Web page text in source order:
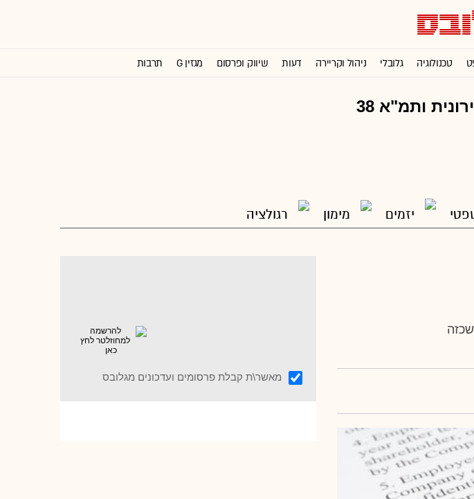
טכנולוגיה גלובלי ניהול וקריירה דעות שיווק ופרסום מגזין G תרבות
יזמים מימון רגולציה
הסכם שכזה
מאשר\ת קבלת פרסומים ועדכונים מגלובס